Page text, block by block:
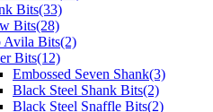
Bits(33)
Bits(28)
Avila Bits(2)
Bits(12)
Embossed Seven Shank(3)
Black Steel Shank Bits(2)
Black Steel Snaffle Bits(2)